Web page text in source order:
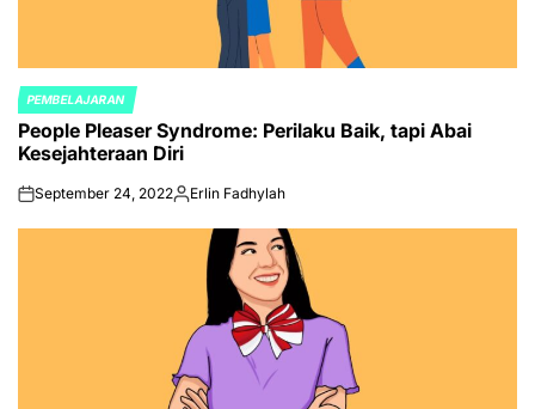
POSTED
IN
PEMBELAJARAN
People Pleaser Syndrome: Perilaku Baik, tapi Abai
Kesejahteraan Diri
onSeptember 24, 2022Posted
Erlin Fadhylah